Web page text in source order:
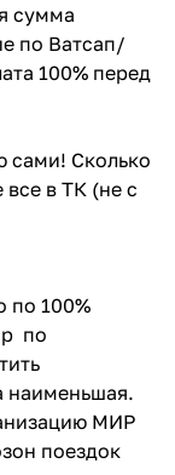
сумма
по Ватсап/
100% перед
сами! Сколько
все в ТК (не с
по 100%
по
наименьшая.
МИР
поездок